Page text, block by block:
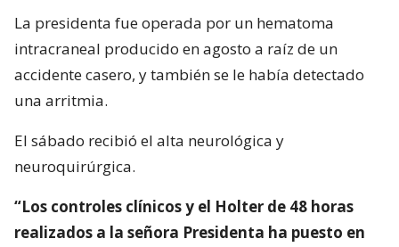
La presidenta fue operada por un hematoma
intracraneal producido en agosto a raíz de un
accidente casero, y también se le había detectado
una arritmia.
El sábado recibió el alta neurológica y
neuroquirúrgica.
“Los controles clínicos y el Holter de 48 horas
realizados a la señora Presidenta ha puesto en